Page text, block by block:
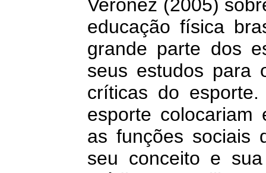
Veronez (2005)
educação física
grande parte dos
seus estudos para
críticas do
esporte colocariam
as funções sociais
seu conceito e